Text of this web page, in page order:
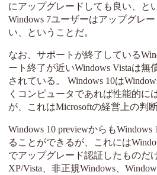
にアップグレードしても良い、と
Windows 7ユーザーはアップグレ
い、ということだ。
なお、サポートが終了している
ート終了が近いWindows Vistaは無
されている。 Windows 10は
くコンピュータであれば性能的に
が、これはMicrosoftの経営上の判断
Windows 10 previewからも
ることができるが、これには
でアップグレード認証したものだ
XP/Vista、非正規Windows、